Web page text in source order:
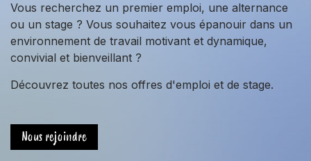
Vous recherchez un premier emploi, une alternance
ou un stage ? Vous souhaitez vous épanouir dans un
environnement de travail motivant et dynamique,
convivial et bienveillant ?
Découvrez toutes nos offres d'emploi et de stage.
Nous rejoindre